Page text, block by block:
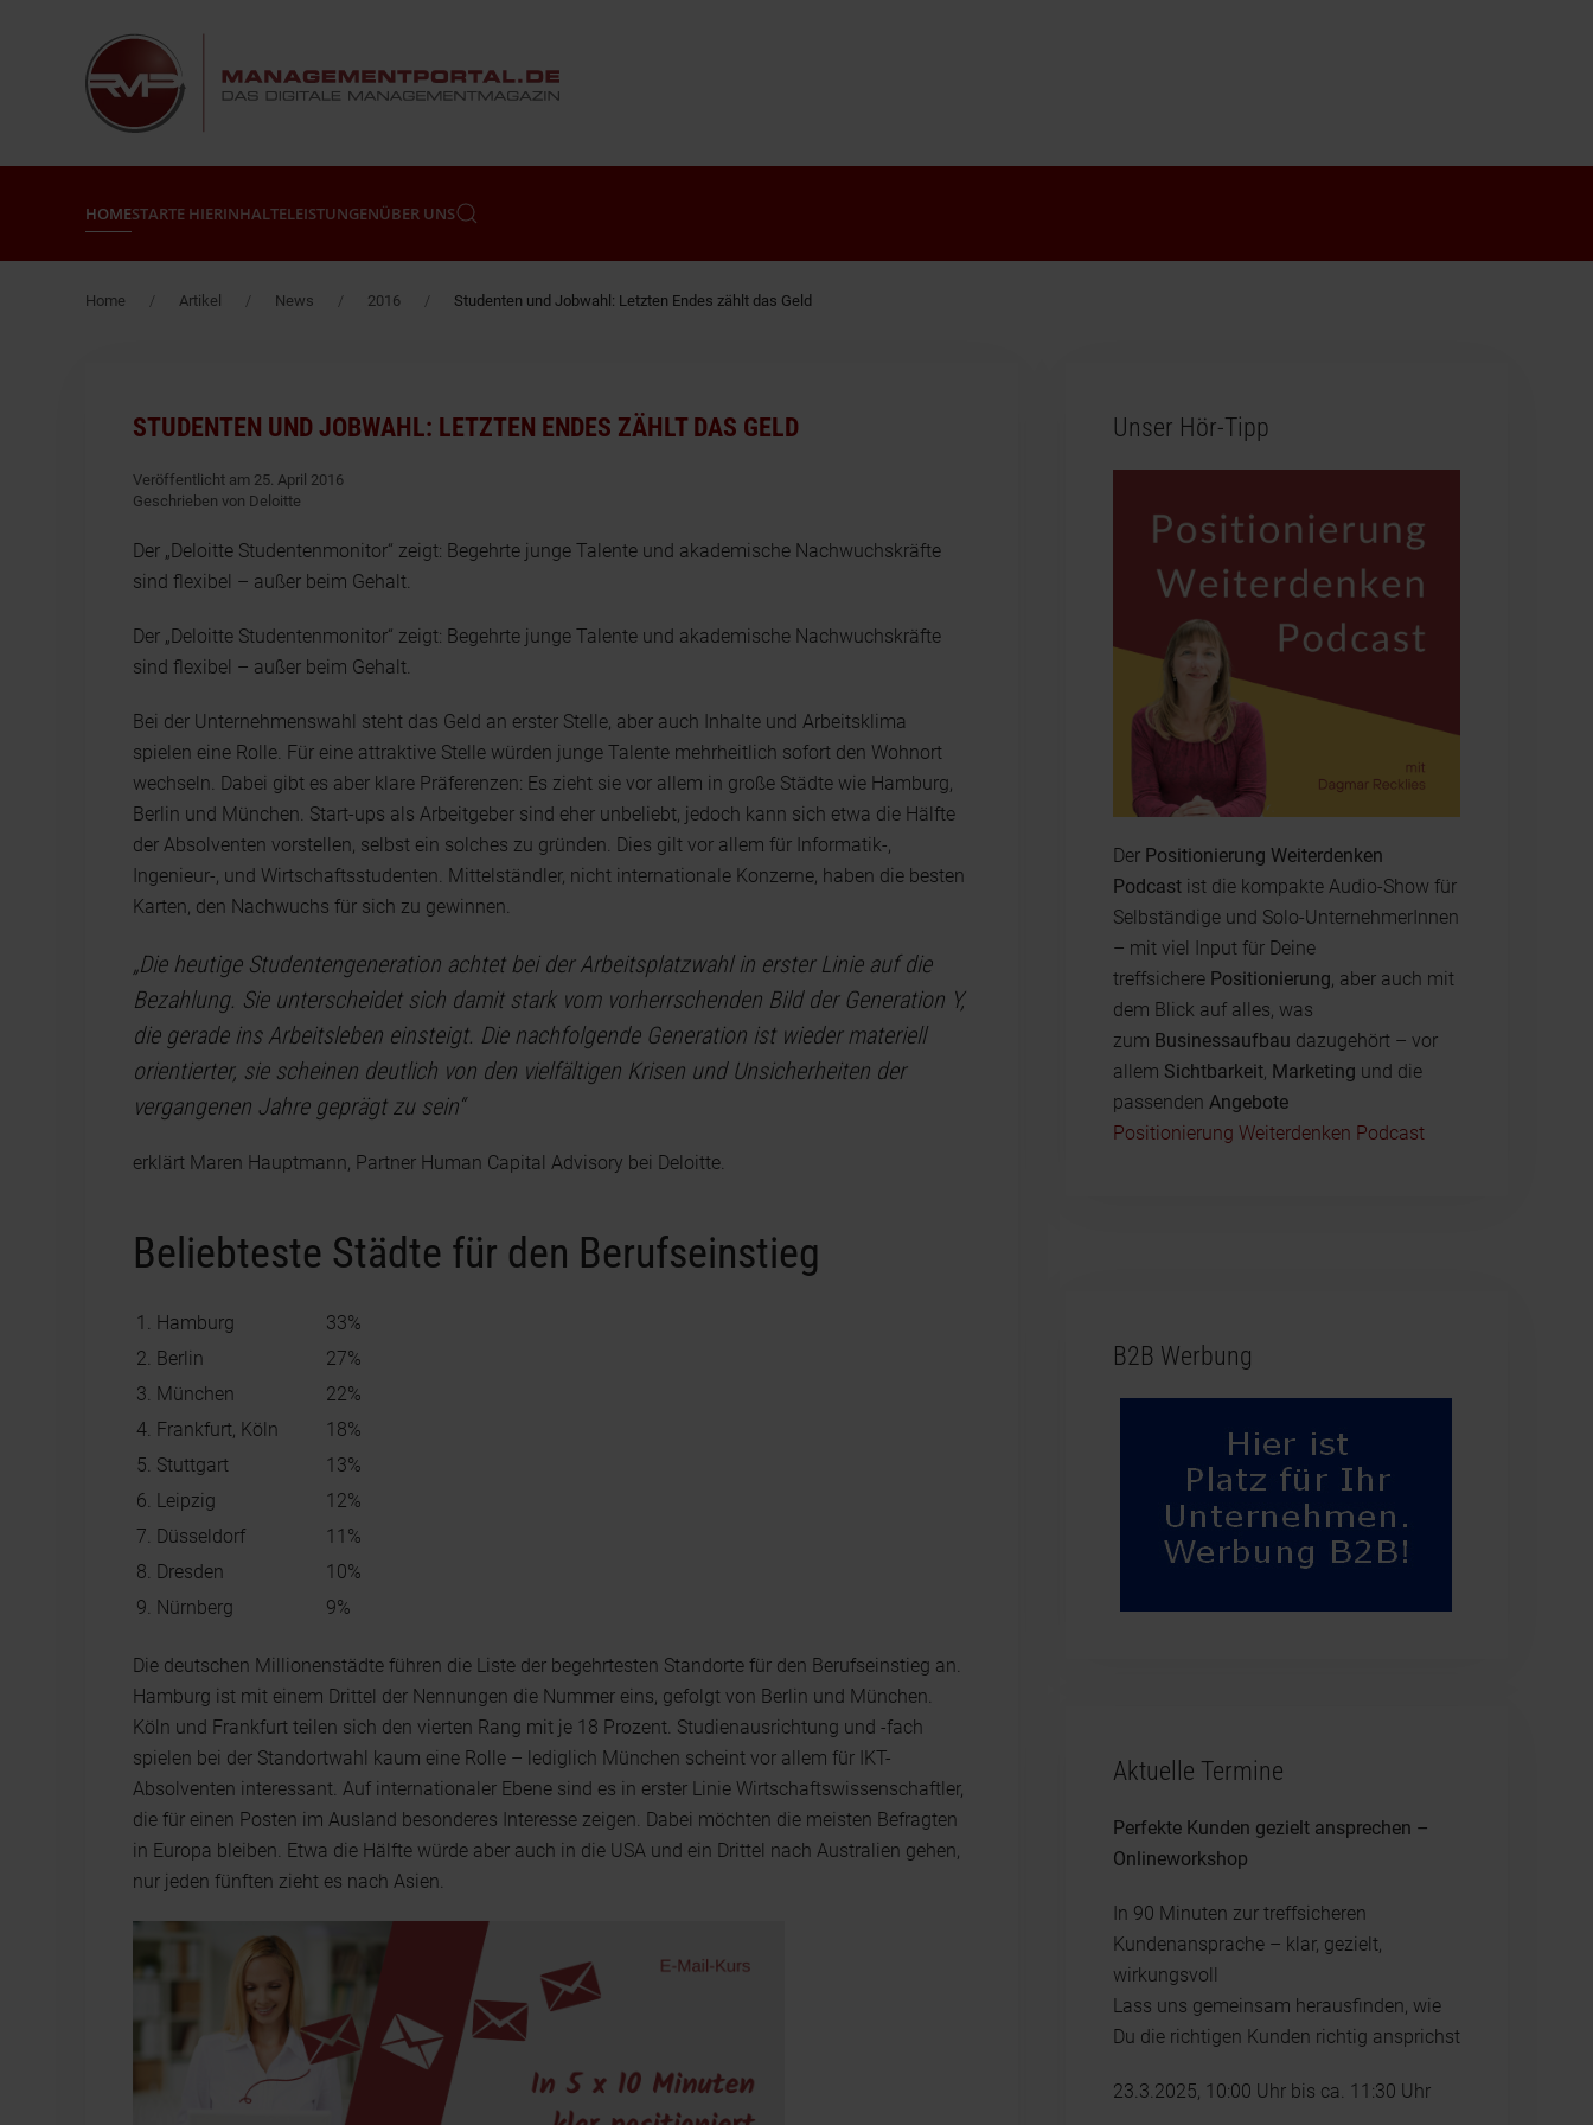
Zum Hauptinhalt springen
HOMESTARTE HIERINHALTELEISTUNGENÜBER UNS
Home Artikel News 2016 Studenten und Jobwahl: Letzten Endes zählt das Geld
STUDENTEN UND JOBWAHL: LETZTEN ENDES ZÄHLT DAS GELD
Veröffentlicht am 25. April 2016
Geschrieben von Deloitte
Der „Deloitte Studentenmonitor“ zeigt: Begehrte junge Talente und akademische Nachwuchskräfte
sind flexibel – außer beim Gehalt.
Der „Deloitte Studentenmonitor“ zeigt: Begehrte junge Talente und akademische Nachwuchskräfte
sind flexibel – außer beim Gehalt.
Bei der Unternehmenswahl steht das Geld an erster Stelle, aber auch Inhalte und Arbeitsklima
spielen eine Rolle. Für eine attraktive Stelle würden junge Talente mehrheitlich sofort den Wohnort
wechseln. Dabei gibt es aber klare Präferenzen: Es zieht sie vor allem in große Städte wie Hamburg,
Berlin und München. Start-ups als Arbeitgeber sind eher unbeliebt, jedoch kann sich etwa die Hälfte
der Absolventen vorstellen, selbst ein solches zu gründen. Dies gilt vor allem für Informatik-,
Ingenieur-, und Wirtschaftsstudenten. Mittelständler, nicht internationale Konzerne, haben die besten
Karten, den Nachwuchs für sich zu gewinnen.
„Die heutige Studentengeneration achtet bei der Arbeitsplatzwahl in erster Linie auf die
Bezahlung. Sie unterscheidet sich damit stark vom vorherrschenden Bild der Generation Y,
die gerade ins Arbeitsleben einsteigt. Die nachfolgende Generation ist wieder materiell
orientierter, sie scheinen deutlich von den vielfältigen Krisen und Unsicherheiten der
vergangenen Jahre geprägt zu sein“
erklärt Maren Hauptmann, Partner Human Capital Advisory bei Deloitte.
Beliebteste Städte für den Berufseinstieg
1. Hamburg
33%
2. Berlin
27%
3. München
22%
4. Frankfurt, Köln
18%
5. Stuttgart
13%
6. Leipzig
12%
7. Düsseldorf
11%
8. Dresden
10%
9. Nürnberg
9%
Die deutschen Millionenstädte führen die Liste der begehrtesten Standorte für den Berufseinstieg an.
Hamburg ist mit einem Drittel der Nennungen die Nummer eins, gefolgt von Berlin und München.
Köln und Frankfurt teilen sich den vierten Rang mit je 18 Prozent. Studienausrichtung und -fach
spielen bei der Standortwahl kaum eine Rolle – lediglich München scheint vor allem für IKT-
Absolventen interessant. Auf internationaler Ebene sind es in erster Linie Wirtschaftswissenschaftler,
die für einen Posten im Ausland besonderes Interesse zeigen. Dabei möchten die meisten Befragten
in Europa bleiben. Etwa die Hälfte würde aber auch in die USA und ein Drittel nach Australien gehen,
nur jeden fünften zieht es nach Asien.
Unser Hör-Tipp
Der Positionierung Weiterdenken
Podcastist die kompakte Audio-Show für
Selbständige und Solo-UnternehmerInnen
– mit viel Input für Deine
treffsichere Positionierung, aber auch mit
dem Blick auf alles, was
zum Businessaufbau dazugehört – vor
allem Sichtbarkeit, Marketing und die
passenden Angebote
Positionierung Weiterdenken Podcast
B2B Werbung
Aktuelle Termine
Perfekte Kunden gezielt ansprechen –
Onlineworkshop
In 90 Minuten zur treffsicheren
Kundenansprache – klar, gezielt,
wirkungsvoll
Lass uns gemeinsam herausfinden, wie
Du die richtigen Kunden richtig ansprichst
23.3.2025, 10:00 Uhr bis ca. 11:30 Uhr